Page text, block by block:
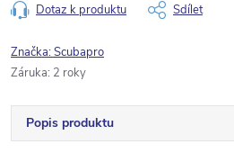
Dotaz k produktu Sdílet
Značka:Scubapro
Záruka: 2 roky
Popis produktu